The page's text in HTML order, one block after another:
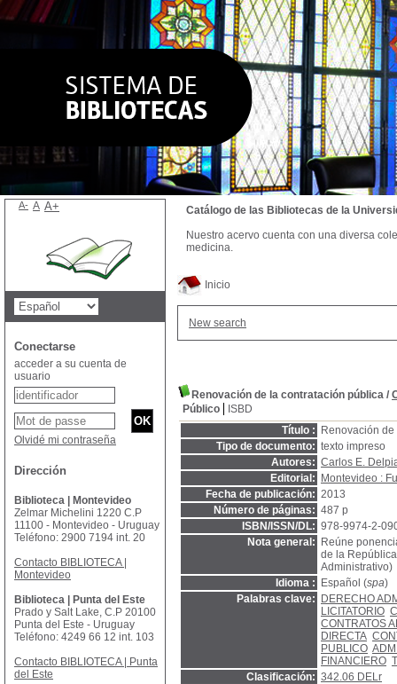
Inicio
New search
Renovación de la contratación pública /
Público
ISBD
Título :
Renovación
Tipo de documento: texto impreso
Autores: Carlos E.
Editorial:
Montevideo :
Fecha de publicación: 2013
Número de páginas: 487 p
ISBN/ISSN/DL: 978-9974-2-
Nota general:
Reúne
de la
Administrativo)
Idioma :
Español (spa)
Palabras clave:
DERECHO
LICITATORIO
CONTRATOS
DIRECTA
PUBLICO
FINANCIERO
Clasificación: 342.06 DELr
Catálogo de las Bibliotecas de la
Nuestro acervo cuenta con una diversa
medicina.
A- A A+
Conectarse
acceder a su cuenta de
usuario
Olvidé mi contraseña
Dirección
Biblioteca | Montevideo
Zelmar Michelini 1220 C.P
11100 - Montevideo - Uruguay
Teléfono: 2900 7194 int. 20
Contacto BIBLIOTECA |
Montevideo
Biblioteca | Punta del Este
Prado y Salt Lake, C.P 20100
Punta del Este - Uruguay
Teléfono: 4249 66 12 int. 103
Contacto BIBLIOTECA | Punta
del Este